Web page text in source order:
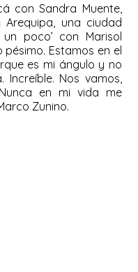
con Sandra Muente,
una ciudad
poco’ con Marisol
Estamos en el
es mi ángulo y no
Nos vamos,
en mi vida me
Zunino.